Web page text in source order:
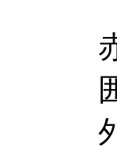
赤い
囲炉
外で